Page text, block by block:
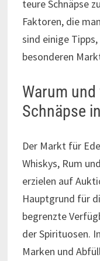
teure Schnäpse
Faktoren, die
sind einige
besonderen
Warum
Schnäpse
Der Markt für
Whiskys, Rum
erzielen auf
Hauptgrund für
begrenzte
der Spirituosen.
Marken und